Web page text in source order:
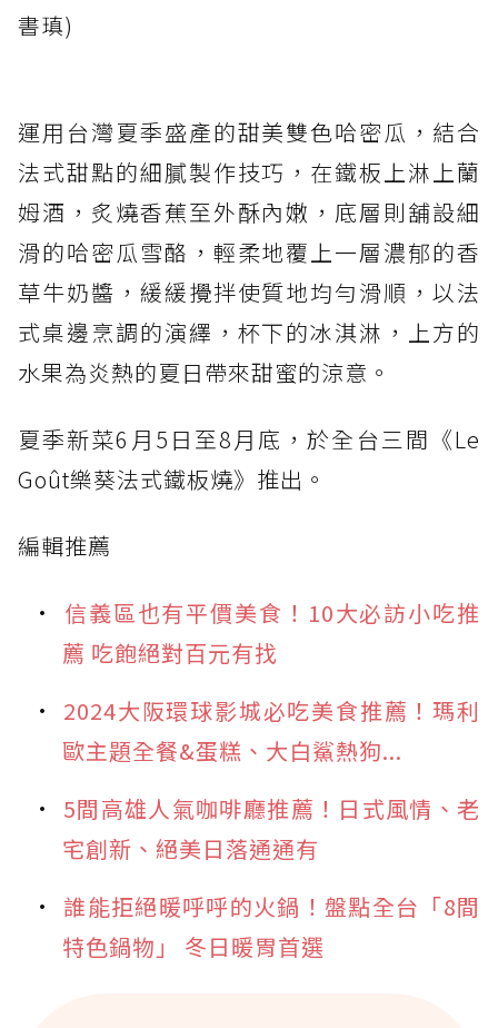
書瑱)
運用台灣夏季盛產的甜美雙色哈密瓜，結合
法式甜點的細膩製作技巧，在鐵板上淋上蘭
姆酒，炙燒香蕉至外酥內嫩，底層則舖設細
滑的哈密瓜雪酪，輕柔地覆上一層濃郁的香
草牛奶醬，緩緩攪拌使質地均勻滑順，以法
式桌邊烹調的演繹，杯下的冰淇淋，上方的
水果為炎熱的夏日帶來甜蜜的涼意。
夏季新菜6月5日至8月底，於全台三間《Le
Goût樂葵法式鐵板燒》推出。
編輯推薦
信義區也有平價美食！10大必訪小吃推
薦 吃飽絕對百元有找
2024大阪環球影城必吃美食推薦！瑪利
歐主題全餐&蛋糕、大白鯊熱狗...
5間高雄人氣咖啡廳推薦！日式風情、老
宅創新、絕美日落通通有
誰能拒絕暖呼呼的火鍋！盤點全台「8間
特色鍋物」 冬日暖胃首選